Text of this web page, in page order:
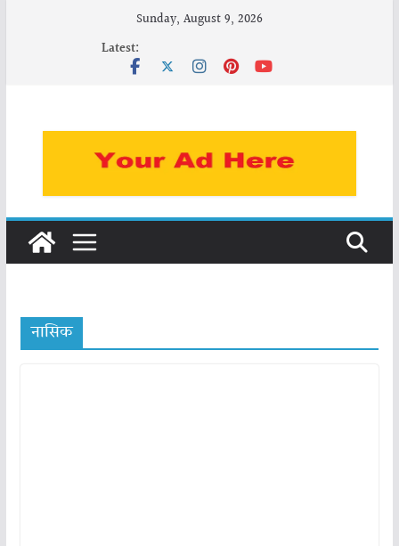
Sunday, August 9, 2026
Latest:
नासिक